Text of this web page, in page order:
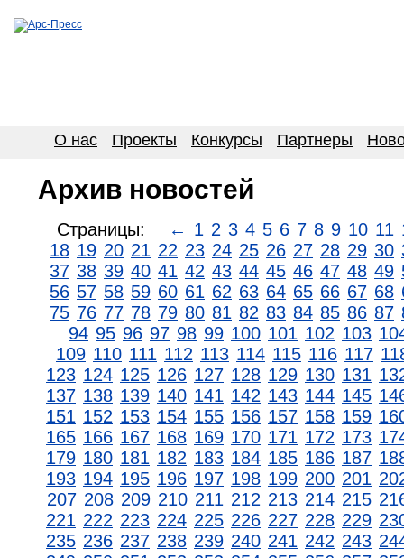
О нас Проекты Конкурсы Партнеры
Архив новостей
Страницы: ← 1 2 3 4 5 6 7 8 9 10 11
18 19 20 21 22 23 24 25 26 27 28 29 30
37 38 39 40 41 42 43 44 45 46 47 48 49
56 57 58 59 60 61 62 63 64 65 66 67 68
75 76 77 78 79 80 81 82 83 84 85 86 87
94 95 96 97 98 99 100 101 102 103
109 110 111 112 113 114 115 116 117
123 124 125 126 127 128 129 130 131
137 138 139 140 141 142 143 144 145
151 152 153 154 155 156 157 158 159
165 166 167 168 169 170 171 172 173
179 180 181 182 183 184 185 186 187
193 194 195 196 197 198 199 200 201
207 208 209 210 211 212 213 214 215
221 222 223 224 225 226 227 228 229
235 236 237 238 239 240 241 242 243